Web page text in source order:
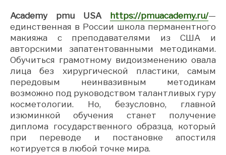
Academy pmu USA https://pmuacademy.ru/—
единственная в России школа перманентного
макияжа с преподавателями из США и
авторскими запатентованными методиками.
Обучиться грамотному видоизменению овала
лица без хирургической пластики, самым
передовым неинвазивным методикам
возможно под руководством талантливых гуру
косметологии. Но, безусловно, главной
изюминкой обучения станет получение
диплома государственного образца, который
при переводе и постановке апостиля
котируется в любой точке мира.